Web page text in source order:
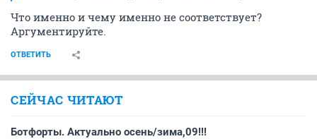
Что именно и чему именно не соответствует?
Аргументируйте.
ОТВЕТИТЬ
СЕЙЧАС ЧИТАЮТ
Ботфорты. Актуально осень/зима,09!!!